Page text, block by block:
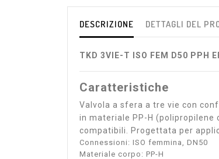
DESCRIZIONE DETTAGLI DEL
TKD 3VIE-T ISO FEM D50 PPH
Caratteristiche
Valvola a sfera a tre vie con
in materiale PP-H (polipropilene
compatibili. Progettata per
Connessioni: ISO femmina, DN50
Materiale corpo: PP-H